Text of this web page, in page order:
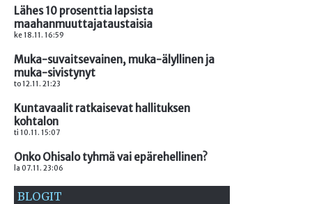
Lähes 10 prosenttia lapsista
maahanmuuttajataustaisia
ke 18.11. 16:59
Muka-suvaitsevainen, muka-älyllinen ja
muka-sivistynyt
to 12.11. 21:23
Kuntavaalit ratkaisevat hallituksen
kohtalon
ti 10.11. 15:07
Onko Ohisalo tyhmä vai epärehellinen?
la 07.11. 23:06
BLOGIT